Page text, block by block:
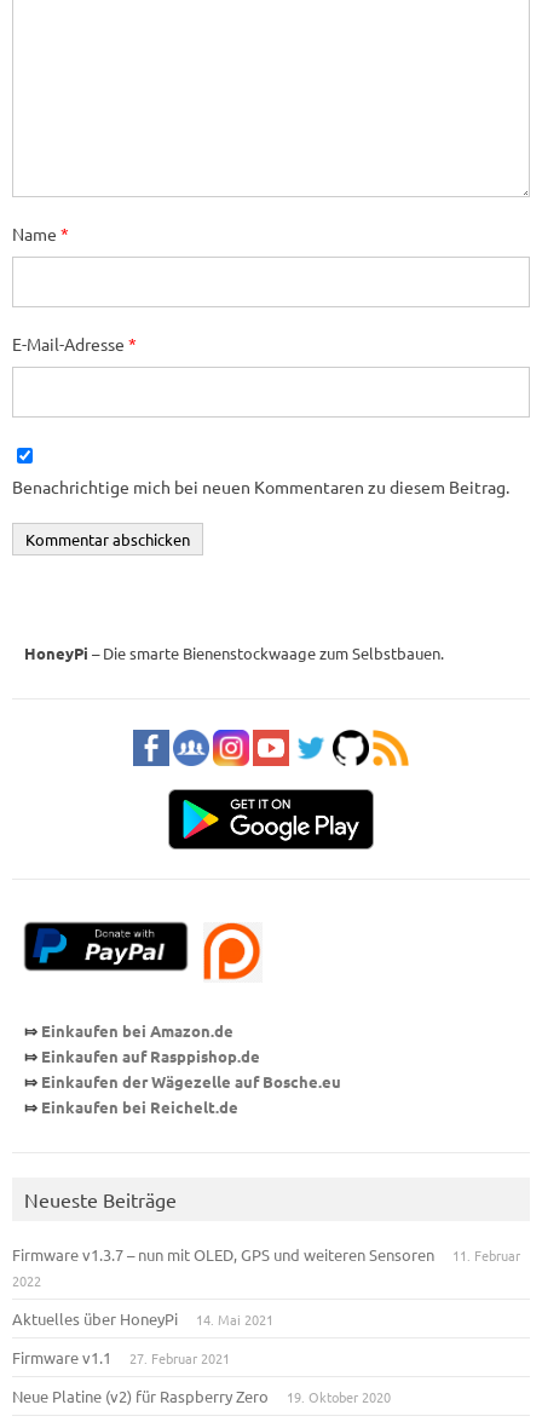
Name *
E-Mail-Adresse *
Benachrichtige mich bei neuen Kommentaren zu diesem Beitrag.
HoneyPi – Die smarte Bienenstockwaage zum Selbstbauen.
⤇ Einkaufen bei Amazon.de
⤇ Einkaufen auf Rasppishop.de
⤇ Einkaufen der Wägezelle auf Bosche.eu
⤇ Einkaufen bei Reichelt.de
Neueste Beiträge
Firmware v1.3.7 – nun mit OLED, GPS und weiteren Sensoren
11. Februar
2022
Aktuelles über HoneyPi 14. Mai 2021
Firmware v1.1 27. Februar 2021
Neue Platine (v2) für Raspberry Zero 19. Oktober 2020